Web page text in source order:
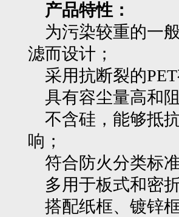
产品特性：
为污染较重的一
滤而设计；
采用抗断裂的
具有容尘量高和
不含硅，能够抵
响；
符合防火分类标准
多用于板式和密
搭配纸框、镀锌